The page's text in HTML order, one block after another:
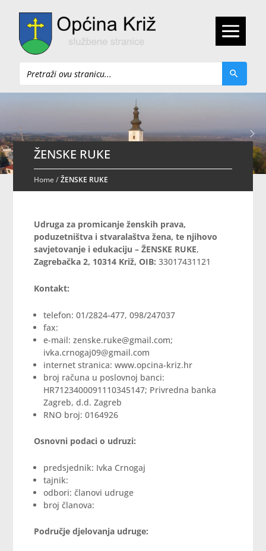
Pretraži
ŽENSKE RUKE
Home/ŽENSKE RUKE
Udruga za promicanje ženskih prava,
poduzetništva i stvaralaštva žena, te njihovo
savjetovanje i edukaciju – ŽENSKE RUKE,
Zagrebačka 2, 10314 Križ, OIB:33017431121
Kontakt:
telefon: 01/2824-477, 098/247037
fax:
e-mail: zenske.ruke@gmail.com;
ivka.crnogaj09@gmail.com
internet stranica: www.opcina-kriz.hr
broj računa u poslovnoj banci:
HR7123400091110345147; Privredna banka
Zagreb, d.d. Zagreb
RNO broj: 0164926
Osnovni podaci o udruzi:
predsjednik: Ivka Crnogaj
tajnik:
odbori: članovi udruge
broj članova:
Područje djelovanja udruge: